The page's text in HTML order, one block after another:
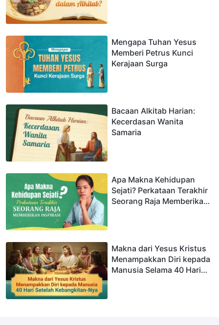
Mengapa Tuhan Yesus
Memberi Petrus Kunci
Kerajaan Surga
Bacaan Alkitab Harian:
Kecerdasan Wanita
Samaria
Apa Makna Kehidupan
Sejati? Perkataan Terakhir
Seorang Raja Memberikan
Makna dari Yesus Kristus
Menampakkan Diri kepada
Manusia Selama 40 Hari